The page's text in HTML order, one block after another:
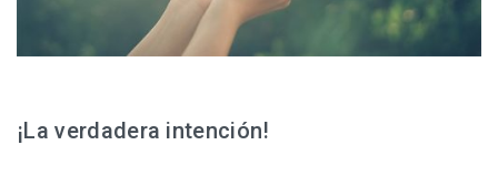
¡La verdadera intención!